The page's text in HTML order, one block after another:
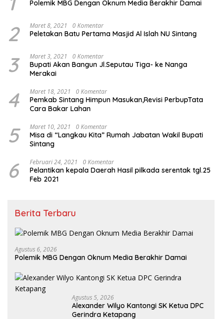
Polemik MBG Dengan Oknum Media Berakhir Damai
2 Maret 8, 2021 0 Komentar
Peletakan Batu Pertama Masjid Al Islah NU Sintang
3 Maret 3, 2021 0 Komentar
Bupati Akan Bangun Jl.Seputau Tiga- ke Nanga
Merakai
4 Maret 18, 2021 0 Komentar
Pemkab Sintang Himpun Masukan,Revisi PerbupTata
Cara Bakar Lahan
5 Maret 10, 2021 0 Komentar
Misa di “Langkau Kita” Rumah Jabatan Wakil Bupati
Sintang
6 Februari 24, 2021 0 Komentar
Pelantikan kepala Daerah Hasil pilkada serentak tgl.25
Feb 2021
Berita Terbaru
Agustus 6, 2026
Polemik MBG Dengan Oknum Media Berakhir Damai
Agustus 5, 2026
Alexander Wilyo Kantongi SK Ketua DPC
Gerindra Ketapang